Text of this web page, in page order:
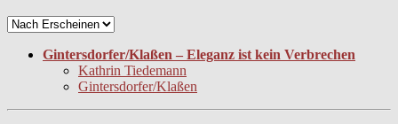
Gintersdorfer/Klaßen – Eleganz ist kein Verbrechen
Kathrin Tiedemann
Gintersdorfer/Klaßen